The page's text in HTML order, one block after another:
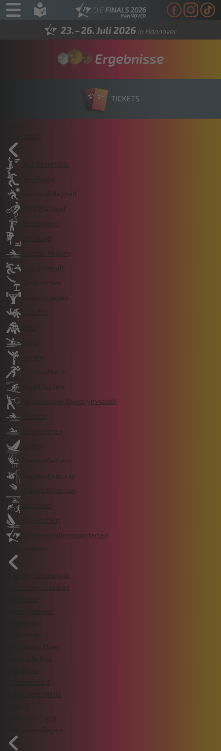
Ergebnisse
TICKETS
3x3 Basketball
7er-Rugby
Beach-Volleyball
BMX Flatland
Bogensport
Breaking
Coastal Rowing
Flag Football
Gerätturnen
Gewichtheben
Ju-Jutsu
Leichtathletik
Rapid Surfen
Rhythmische Sportgymnastik
Rudern
Schwimmen
Segeln
Speed-Klettern
Stabhochsprung
Trampolinturnen
Triathlon
Windsurfen
Demonstrationssportarten
Sportstätten
enercity Leinewelle
Erika-Fisch-Stadion
Neues Rathaus
Steinhuder Meer
Swiss Life Hall
Wattenscheid
VGH Finals-Meile
Rund ums Event
Gastgeber-Region